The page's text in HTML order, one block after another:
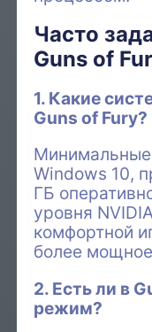
Часто
Guns of
1. Какие
Guns of Fury?
Windows 10,
ГБ
уровня
комфортной
более
2. Есть ли в
режим?